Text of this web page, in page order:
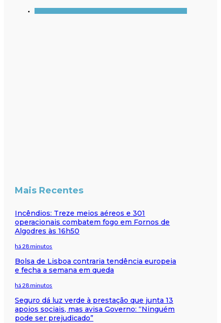
Mais Recentes
Incêndios: Treze meios aéreos e 301
operacionais combatem fogo em Fornos de
Algodres às 16h50
há 28 minutos
Bolsa de Lisboa contraria tendência europeia
e fecha a semana em queda
há 28 minutos
Seguro dá luz verde à prestação que junta 13
apoios sociais, mas avisa Governo: “Ninguém
pode ser prejudicado”